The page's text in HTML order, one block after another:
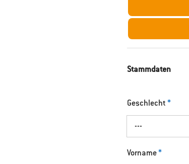
Stammdaten
Geschlecht *
---
Vorname*